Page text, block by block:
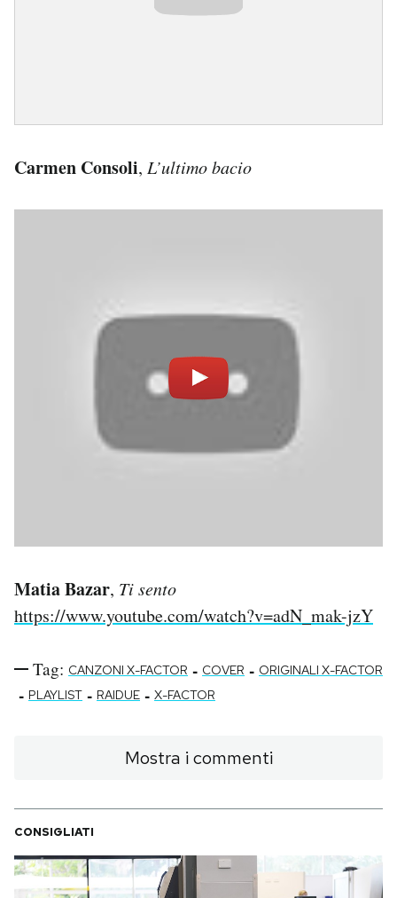
Carmen Consoli, L’ultimo bacio
Matia Bazar, Ti sento
https://www.youtube.com/watch?v=adN_mak-jzY
Tag: CANZONI X-FACTOR - COVER - ORIGINALI X-FACTOR
- PLAYLIST - RAIDUE - X-FACTOR
Mostra i commenti
CONSIGLIATI